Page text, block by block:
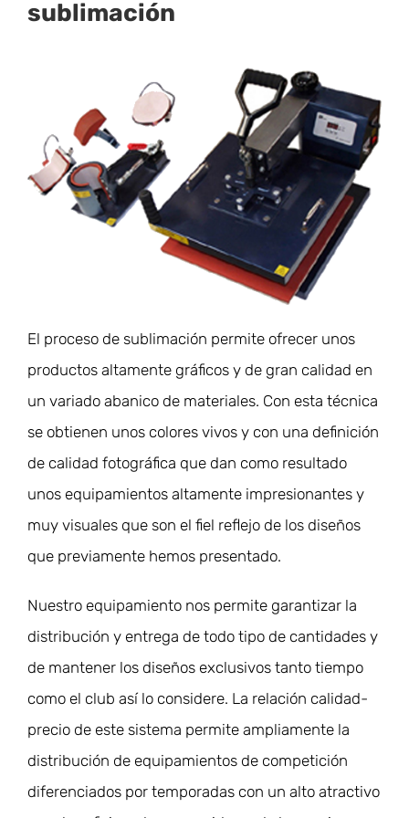
sublimación
El proceso de sublimación permite ofrecer unos
productos altamente gráficos y de gran calidad en
un variado abanico de materiales. Con esta técnica
se obtienen unos colores vivos y con una definición
de calidad fotográfica que dan como resultado
unos equipamientos altamente impresionantes y
muy visuales que son el fiel reflejo de los diseños
que previamente hemos presentado.
Nuestro equipamiento nos permite garantizar la
distribución y entrega de todo tipo de cantidades y
de mantener los diseños exclusivos tanto tiempo
como el club así lo considere. La relación calidad-
precio de este sistema permite ampliamente la
distribución de equipamientos de competición
diferenciados por temporadas con un alto atractivo